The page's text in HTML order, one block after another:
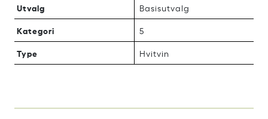
Utvalg Basisutvalg
Kategori 5
Type Hvitvin